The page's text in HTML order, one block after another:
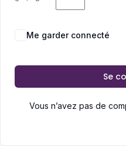
Me garder connecté
Se
Vous n’avez pas de